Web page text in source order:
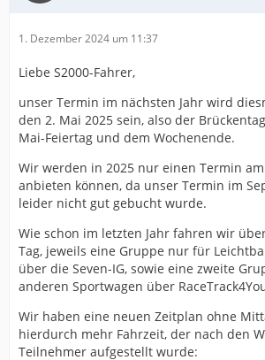
1. Dezember 2024 um 11:37
Liebe S2000-Fahrer,
unser Termin im nächsten Jahr wird
den 2. Mai 2025 sein, also der
Mai-Feiertag und dem Wochenende.
Wir werden in 2025 nur einen Termin
anbieten können, da unser Termin im
leider nicht gut gebucht wurde.
Wie schon im letzten Jahr fahren wir
Tag, jeweils eine Gruppe nur für
über die Seven-IG, sowie eine zweite
anderen Sportwagen über
Wir haben eine neuen Zeitplan ohne
hierdurch mehr Fahrzeit, der nach den
Teilnehmer aufgestellt wurde: